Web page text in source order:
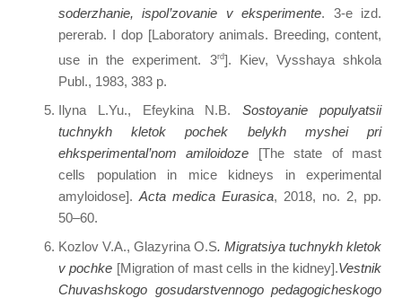
soderzhanie, ispol’zovanie v eksperimente. 3-e izd.
pererab. I dop [Laboratory animals. Breeding, content,
use in the experiment. 3rd]. Kiev, Vysshaya shkola
Publ., 1983, 383 p.
Ilyna L.Yu., Efeykina N.B.Sostoyanie populyatsii
tuchnykh kletok pochek belykh myshei pri
ehksperimental’nom amiloidoze [The state of mast
cells population in mice kidneys in experimental
amyloidose]. Acta medica Eurasica, 2018, no. 2, pp.
50–60.
Kozlov V.A., Glazyrina O.S. Migratsiya tuchnykh kletok
v pochke [Migration of mast cells in the kidney].Vestnik
Chuvashskogo gosudarstvennogo pedagogicheskogo